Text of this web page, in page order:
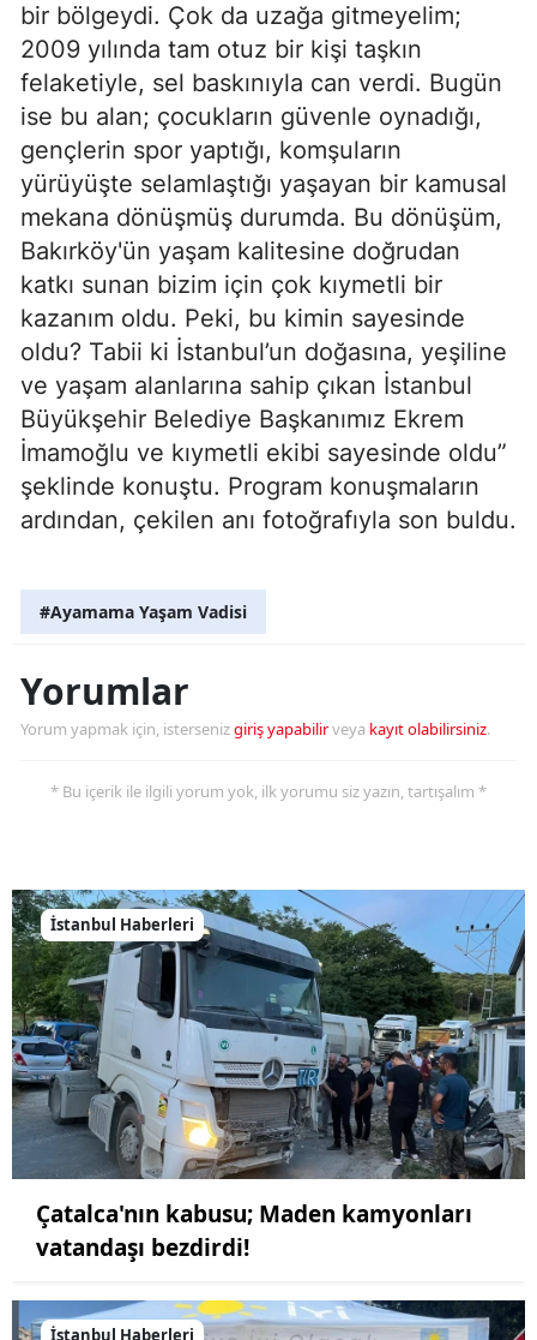
bir bölgeydi. Çok da uzağa gitmeyelim;
2009 yılında tam otuz bir kişi taşkın
felaketiyle, sel baskınıyla can verdi. Bugün
ise bu alan; çocukların güvenle oynadığı,
gençlerin spor yaptığı, komşuların
yürüyüşte selamlaştığı yaşayan bir kamusal
mekana dönüşmüş durumda. Bu dönüşüm,
Bakırköy'ün yaşam kalitesine doğrudan
katkı sunan bizim için çok kıymetli bir
kazanım oldu. Peki, bu kimin sayesinde
oldu? Tabii ki İstanbul’un doğasına, yeşiline
ve yaşam alanlarına sahip çıkan İstanbul
Büyükşehir Belediye Başkanımız Ekrem
İmamoğlu ve kıymetli ekibi sayesinde oldu”
şeklinde konuştu. Program konuşmaların
ardından, çekilen anı fotoğrafıyla son buldu.
#Ayamama Yaşam Vadisi
Yorumlar
Yorum yapmak için, istersenizgiriş yapabilirveya kayıt olabilirsiniz.
* Bu içerik ile ilgili yorum yok, ilk yorumu siz yazın, tartışalım *
İstanbul Haberleri
Çatalca'nın kabusu; Maden kamyonları
vatandaşı bezdirdi!
İstanbul Haberleri